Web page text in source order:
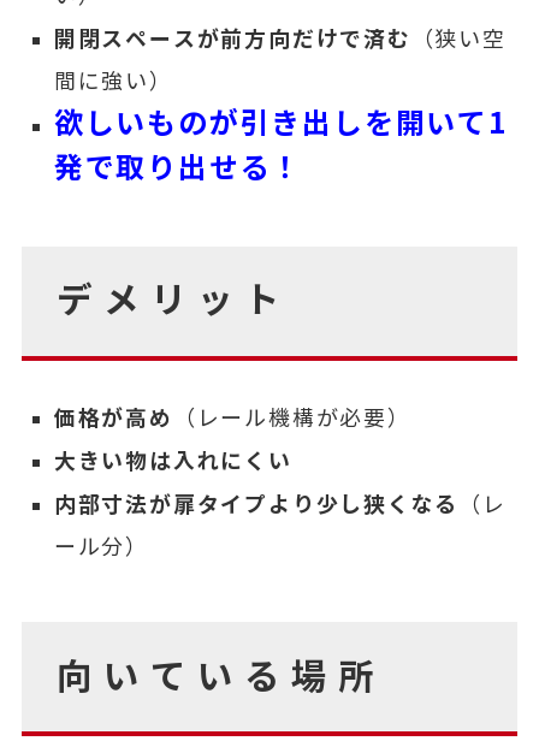
開閉スペースが前方向だけで済む
（狭い空
間に強い）
欲しいものが引き出しを開いて1
発で取り出せる！
デメリット
価格が高め （レール機構が必要）
大きい物は入れにくい
内部寸法が扉タイプより少し狭くなる
（レ
ール分）
向いている場所